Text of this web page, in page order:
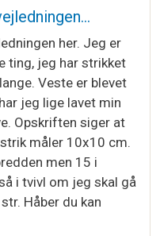
her. Jeg er
ting, jeg har strikket
Veste er blevet
jeg lige lavet min
Opskriften siger at
måler 10x10 cm.
men 15 i
i tvivl om jeg skal gå
Håber du kan